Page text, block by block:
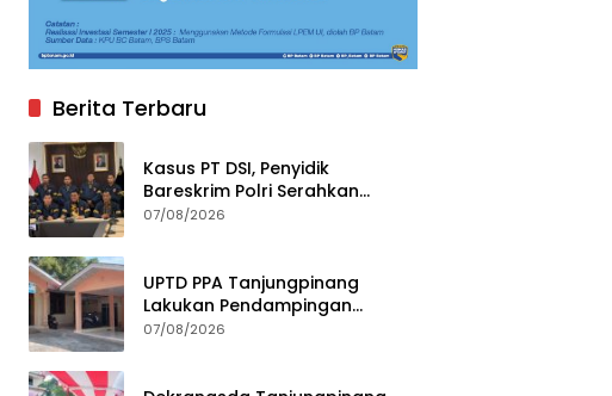
Berita Terbaru
Kasus PT DSI, Penyidik
Bareskrim Polri Serahkan
Berkas dan Tersangka AS ke
07/08/2026
UPTD PPA Tanjungpinang
Lakukan Pendampingan
Intensif Siswi SMP Korban
07/08/2026